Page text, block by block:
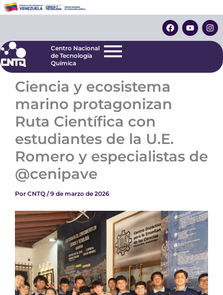
al
F
a
c
o
Y
o
u
e
I
n
s
r
Centro Nacional
de Tecnología
Centro Nacional
de Tecnología
Química
Ciencia y ecosistema
marino protagonizan
Ruta Científica con
estudiantes de la U.E.
Romero y especialistas de
@cenipave
Por CNTQ /9 de marzo de 2026